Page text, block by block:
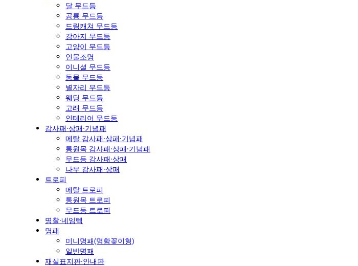
달 무드등
공룡 무드등
드림캐쳐 무드등
강아지 무드등
고양이 무드등
인물조명
이니셜 무드등
동물 무드등
별자리 무드등
웨딩 무드등
고래 무드등
인테리어 무드등
감사패·상패·기념패
메탈 감사패·상패·기념패
통원목 감사패·상패·기념패
무드등 감사패·상패
나무 감사패·상패
트로피
메탈 트로피
통원목 트로피
무드등 트로피
명찰·네임텍
명패
미니명패(명함꽂이형)
일반명패
재실표지판·안내판